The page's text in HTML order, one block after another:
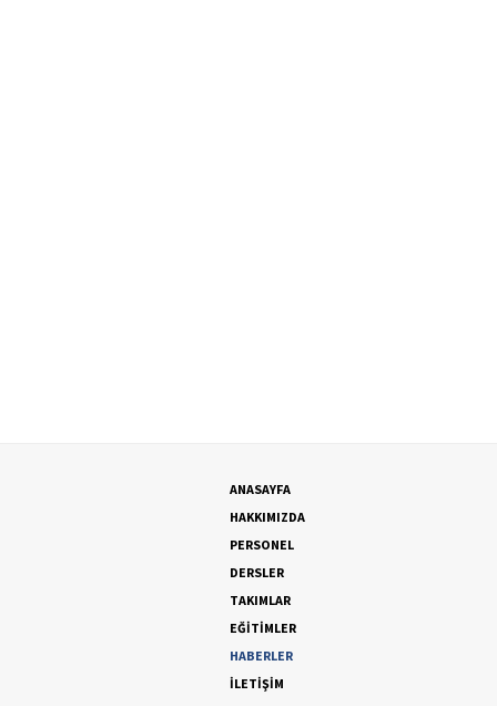
ANASAYFA
HAKKIMIZDA
PERSONEL
DERSLER
TAKIMLAR
EĞİTİMLER
HABERLER
İLETİŞİM